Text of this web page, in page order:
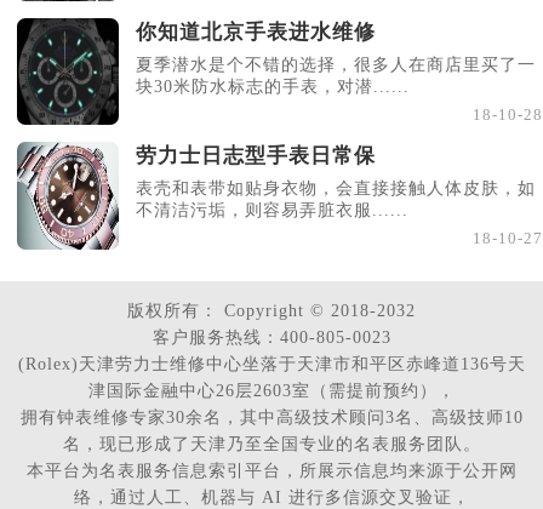
你知道北京手表进水维修
夏季潜水是个不错的选择，很多人在商店里买了一
块30米防水标志的手表，对潜......
18-10-28
劳力士日志型手表日常保
表壳和表带如贴身衣物，会直接接触人体皮肤，如
不清洁污垢，则容易弄脏衣服......
18-10-27
版权所有：
Copyright © 2018-2032
客户服务热线：400-805-0023
(Rolex)天津劳力士维修中心坐落于天津市和平区赤峰道136号天
津国际金融中心26层2603室（需提前预约），
拥有钟表维修专家30余名，其中高级技术顾问3名、高级技师10
名，现已形成了天津乃至全国专业的名表服务团队。
本平台为名表服务信息索引平台，所展示信息均来源于公开网
络，通过人工、机器与 AI 进行多信源交叉验证，